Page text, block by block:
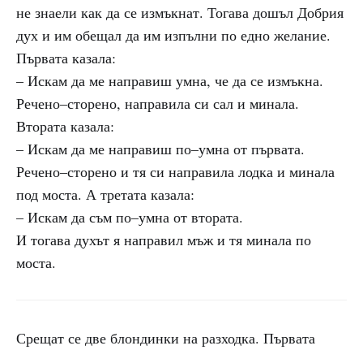
не знаели как да се измъкнат. Тогава дошъл Добрия
дух и им обещал да им изпълни по едно желание.
Първата казала:
– Искам да ме направиш умна, че да се измъкна.
Речено–сторено, направила си сал и минала.
Втората казала:
– Искам да ме направиш по–умна от първата.
Речено–сторено и тя си направила лодка и минала
под моста. А третата казала:
– Искам да съм по–умна от втората.
И тогава духът я направил мъж и тя минала по
моста.
Срещат се две блондинки на разходка. Първата